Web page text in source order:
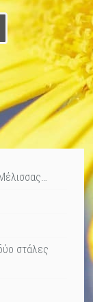
στάλες